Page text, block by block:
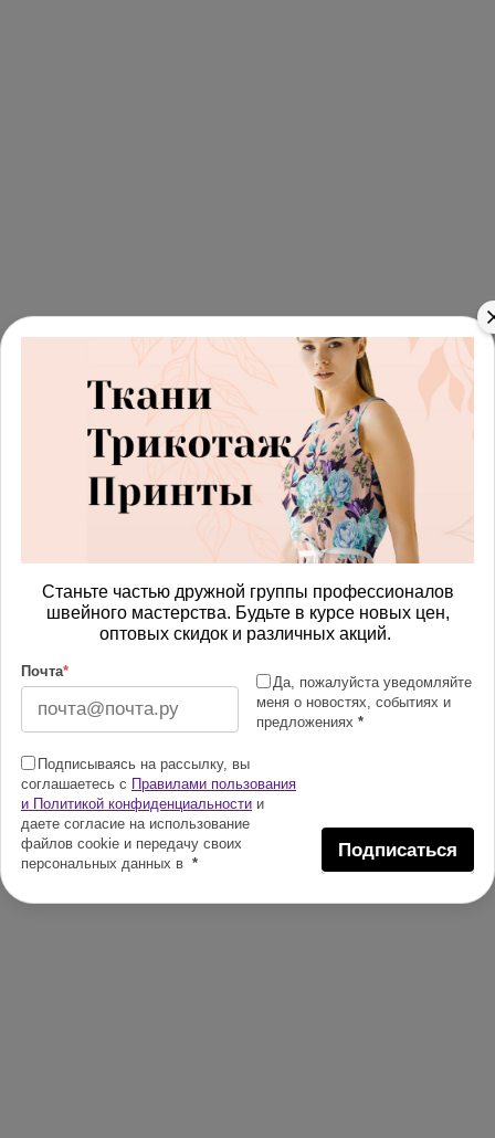
Станьте частью дружной группы профессионалов
швейного мастерства. Будьте в курсе новых цен,
оптовых скидок и различных акций.
Почта*
Да, пожалуйста уведомляйте
меня о новостях, событиях и
предложениях *
Подписываясь на рассылку, вы
соглашаетесь с Правилами пользования
и Политикой конфиденциальности и
даете согласие на использование
файлов cookie и передачу своих
персональных данных в *
Подписаться